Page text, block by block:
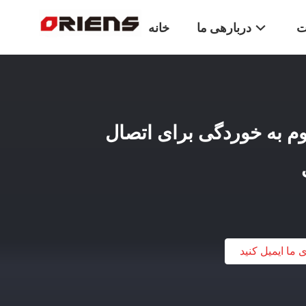
خانه دربارهی ما
به خوردگی برای اتصال
ما ایمیل کنید